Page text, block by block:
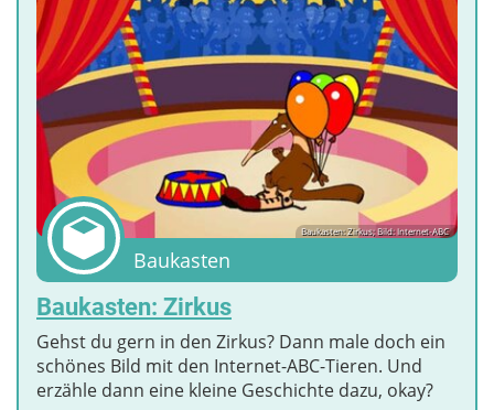
Baukasten: Zirkus; Bild: Internet-ABC
Baukasten
Baukasten: Zirkus
Gehst du gern in den Zirkus? Dann male doch ein
schönes Bild mit den Internet-ABC-Tieren. Und
erzähle dann eine kleine Geschichte dazu, okay?